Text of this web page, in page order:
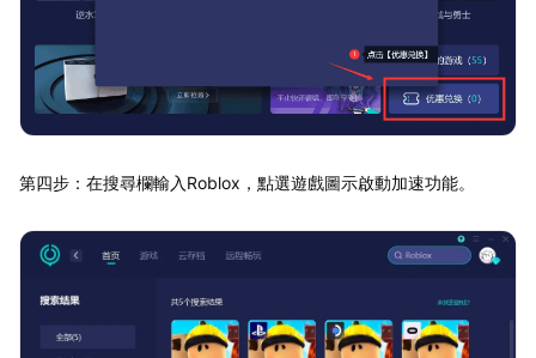
第四步：在搜尋欄輸入Roblox，點選遊戲圖示啟動加速功能。